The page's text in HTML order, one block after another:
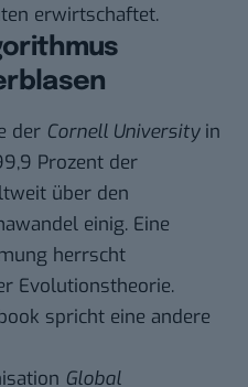
erwirtschaftet.
der Cornell Universityin
Prozent der
über den
einig. Eine
herrscht
Evolutionstheorie.
spricht eine andere
Global